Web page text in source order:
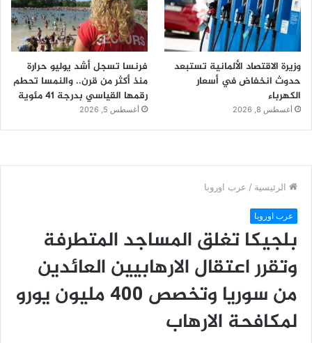
وزيرة الاقتصاد الألمانية تستبعد
حدوث انخفاض في أسعار
الكهرباء
أغسطس 8, 2026
فرنسا تسجل أشد يوليو حرارة
منذ أكثر من قرن.. والنمسا تحطم
رقمها القياسي بدرجة 41 مئوية
أغسطس 5, 2026